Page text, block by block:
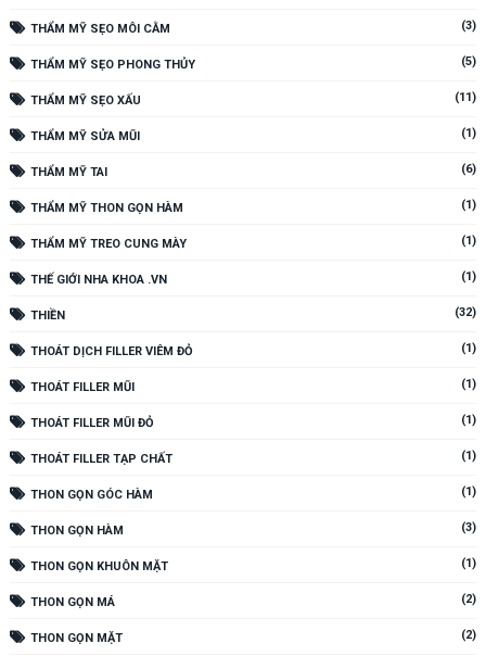
THẨM MỸ SẸO MÔI CẰM (3)
THẨM MỸ SẸO PHONG THỦY (5)
THẨM MỸ SẸO XẤU (11)
THẨM MỸ SỬA MŨI (1)
THẨM MỸ TAI (6)
THẨM MỸ THON GỌN HÀM (1)
THẨM MỸ TREO CUNG MÀY (1)
THẾ GIỚI NHA KHOA .VN (1)
THIỀN (32)
THOÁT DỊCH FILLER VIÊM ĐỎ (1)
THOÁT FILLER MŨI (1)
THOÁT FILLER MŨI ĐỎ (1)
THOÁT FILLER TẠP CHẤT (1)
THON GỌN GÓC HÀM (1)
THON GỌN HÀM (3)
THON GỌN KHUÔN MẶT (1)
THON GỌN MÁ (2)
THON GỌN MẶT (2)